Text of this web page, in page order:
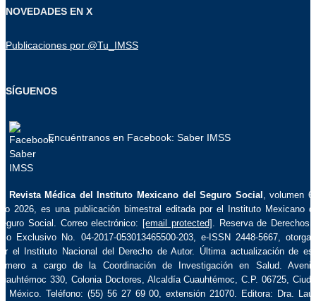
NOVEDADES EN X
Publicaciones por @Tu_IMSS
SÍGUENOS
Encuéntranos en Facebook: Saber IMSS
Revista Médica del Instituto Mexicano del Seguro Social , volumen
2026, es una publicación bimestral editada por el Instituto Mexicano
Social. Correo electrónico: [email protected] . Reserva de Derechos
Exclusivo No. 04-2017-053013465500-203, e-ISSN 2448-5667,
el Instituto Nacional del Derecho de Autor. Última actualización de
a cargo de la Coordinación de Investigación en Salud.
330, Colonia Doctores, Alcaldía Cuauhtémoc, C.P. 06725,
México. Teléfono: (55) 56 27 69 00, extensión 21070. Editora: Dra.